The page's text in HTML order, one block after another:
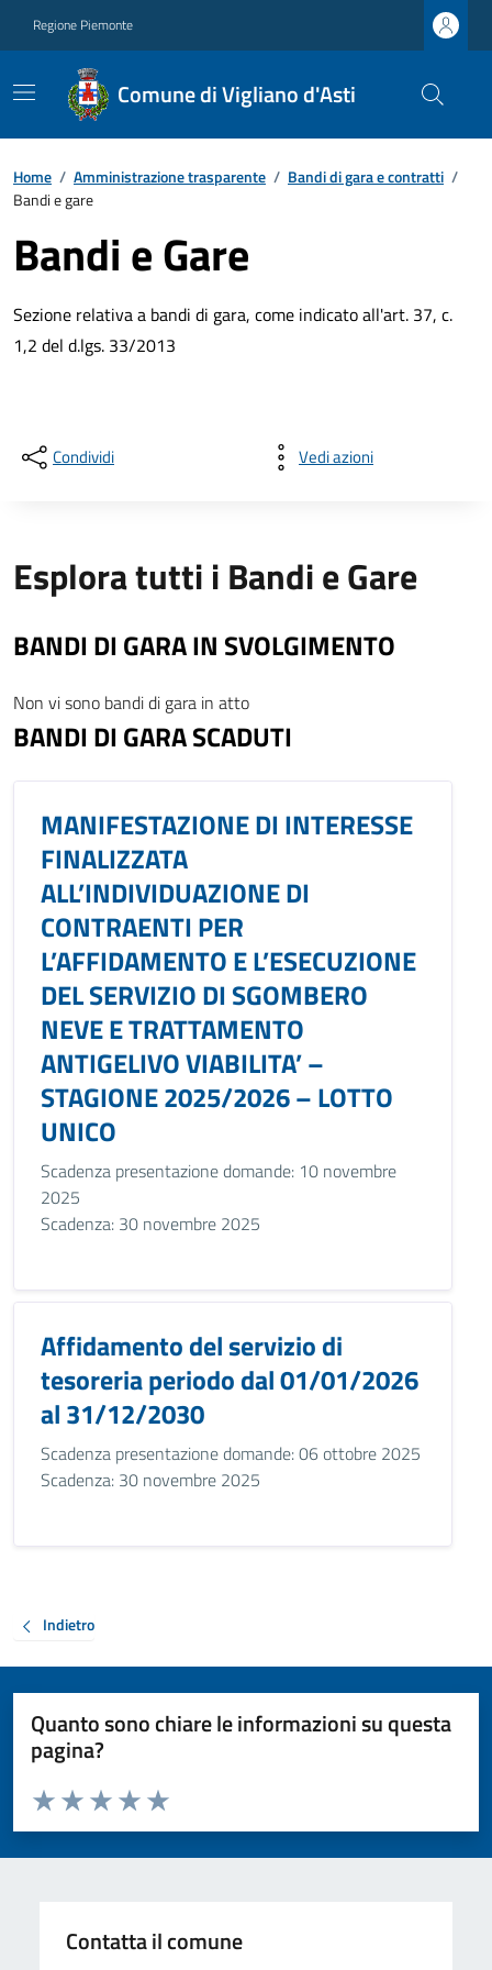
Regione Piemonte
Comune di Vigliano d'Asti
Home / Amministrazione trasparente / Bandi di gara e contratti /
Bandi e gare
Bandi e Gare
Sezione relativa a bandi di gara, come indicato all'art. 37, c.
1,2 del d.lgs. 33/2013
Condividi Vedi azioni
Esplora tutti i Bandi e Gare
BANDI DI GARA IN SVOLGIMENTO
Non vi sono bandi di gara in atto
BANDI DI GARA SCADUTI
MANIFESTAZIONE DI INTERESSE
FINALIZZATA
ALL’INDIVIDUAZIONE DI
CONTRAENTI PER
L’AFFIDAMENTO E L’ESECUZIONE
DEL SERVIZIO DI SGOMBERO
NEVE E TRATTAMENTO
ANTIGELIVO VIABILITA’ –
STAGIONE 2025/2026 – LOTTO
UNICO
Scadenza presentazione domande: 10 novembre
2025
Scadenza: 30 novembre 2025
Affidamento del servizio di
tesoreria periodo dal 01/01/2026
al 31/12/2030
Scadenza presentazione domande: 06 ottobre 2025
Scadenza: 30 novembre 2025
Indietro
Quanto sono chiare le informazioni su questa
pagina?
Valuta da 1 a 5 stelle la pagina
Valuta 5 stelle su 5
Valuta 4 stelle su 5
Valuta 3 stelle su 5
Valuta 2 stelle su 5
Valuta 1 stelle su 5
Contatta il comune